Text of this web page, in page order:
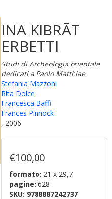
INA KIBRĀT
ERBETTI
Studi di Archeologia orientale
dedicati a Paolo Matthiae
Stefania Mazzoni
Rita Dolce
Francesca Baffi
Frances Pinnock
, 2006
€100,00
formato:
21 x 29,7
pagine: 628
SKU: 9788887242737